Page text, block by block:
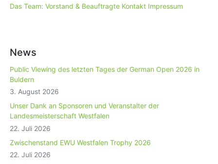
Das Team: Vorstand & Beauftragte Kontakt Impressum
News
Public Viewing des letzten Tages der German Open 2026 in
Buldern
3. August 2026
Unser Dank an Sponsoren und Veranstalter der
Landesmeisterschaft Westfalen
22. Juli 2026
Zwischenstand EWU Westfalen Trophy 2026
22. Juli 2026